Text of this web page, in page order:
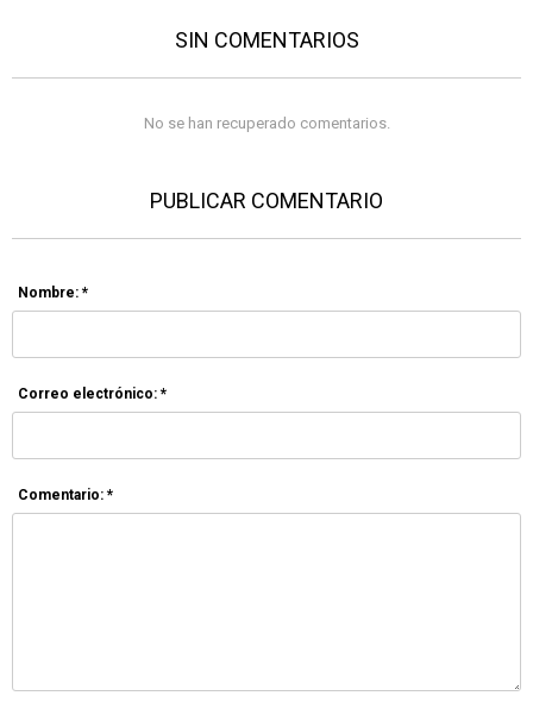
SIN COMENTARIOS
No se han recuperado comentarios.
PUBLICAR COMENTARIO
Nombre: *
Correo electrónico: *
Comentario: *